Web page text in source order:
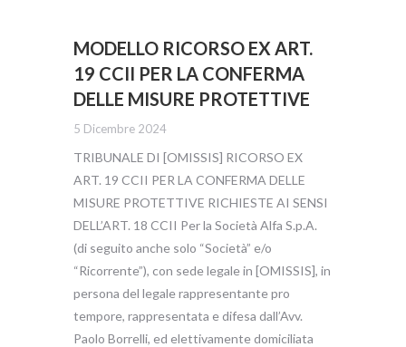
MODELLO RICORSO EX ART.
19 CCII PER LA CONFERMA
DELLE MISURE PROTETTIVE
5 Dicembre 2024
TRIBUNALE DI [OMISSIS] RICORSO EX
ART. 19 CCII PER LA CONFERMA DELLE
MISURE PROTETTIVE RICHIESTE AI SENSI
DELL’ART. 18 CCII Per la Società Alfa S.p.A.
(di seguito anche solo “Società” e/o
“Ricorrente”), con sede legale in [OMISSIS], in
persona del legale rappresentante pro
tempore, rappresentata e difesa dall’Avv.
Paolo Borrelli, ed elettivamente domiciliata